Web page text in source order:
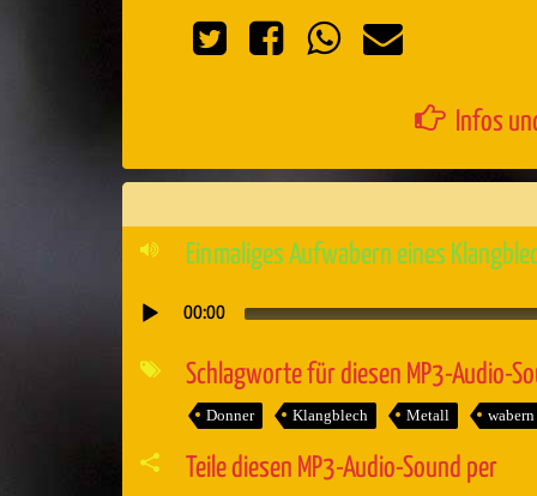
Infos
Einmaliges Aufwabern eines
Audio-
Player
00:00
Schlagworte für diesen MP3-Audio-
Donner Klangblech Metall wabern
Teile diesen MP3-Audio-Sound per